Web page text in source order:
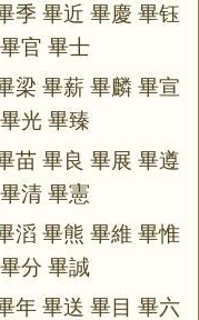
季 畢近 畢慶 畢钰
官 畢士
梁 畢薪 畢麟 畢宣
光 畢臻
苗 畢良 畢展 畢遵
清 畢憲
滔 畢熊 畢維 畢惟
分 畢誠
年 畢送 畢目 畢六